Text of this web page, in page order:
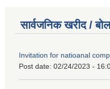
सार्वजनिक खरीद /
Invitation for natioanal
Post date: 02/24/2023 -